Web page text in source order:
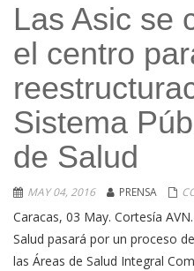
Las Asic se
el centro
Sistema
de Salud
MAY 04, 2016 PRENSA
Caracas, 03 May. Cortesía
Salud pasará por un proceso
las Áreas de Salud Integral